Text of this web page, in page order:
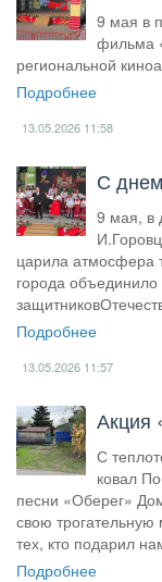
9 мая в
фильма
региональной
Подробнее
13.05.2026 11:58
С
9 мая, в
царила атмосфера
города объединило
Подробнее
13.05.2026 11:57
Акция
С
ковал
песни «Оберег»
свою
тех, кто подарил
Подробнее